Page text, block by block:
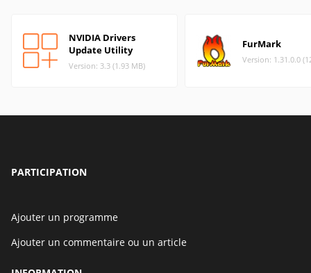
NVIDIA Drivers
Update Utility
Version: 3.3 (1.93 MB)
FurMark
Version: 1.31.0.0
PARTICIPATION
Ajouter un programme
Ajouter un commentaire ou un article